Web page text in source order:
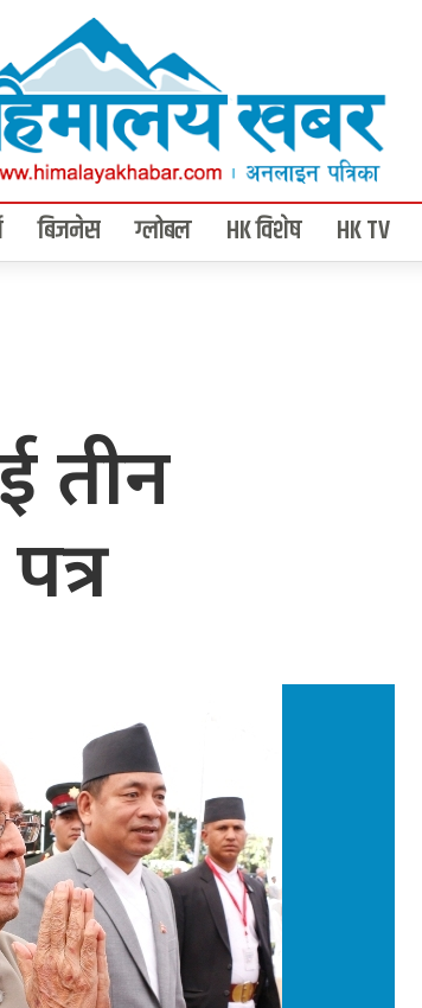
बिजनेस ग्लोबल HK विशेष HK TV
तीन